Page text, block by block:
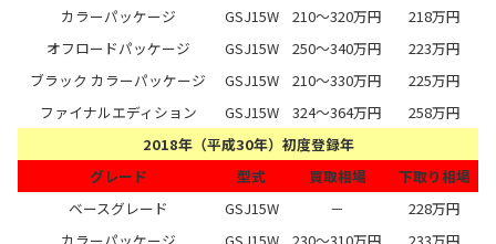
カラーパッケージ
GSJ15W 210～320万円
218万円
オフロードパッケージ
GSJ15W 250～340万円
223万円
ブラック カラーパッケージ
GSJ15W 210～330万円
225万円
ファイナルエディション
GSJ15W 324～364万円
258万円
2018年（平成30年）初度登録年
グレード
型式 買取相場
下取り相場
ベースグレード
GSJ15W －
228万円